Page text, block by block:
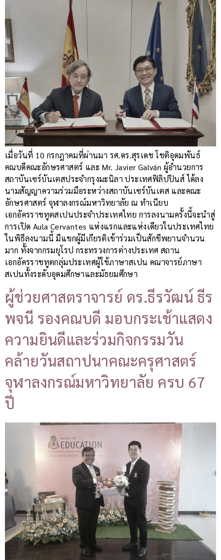
เมื่อวันที่ 10 กรกฎาคมที่ผ่านมา รศ.ดร.สุรเดช โชติอุดมพันธ์
คณบดีคณะอักษรศาสตร์ และ Mr. Javier Galván ผู้อำนวยการ
สถาบันเซร์บันเตสประจำกรุงมะนิลา ประเทศฟิลิปปินส์ ได้ลง
นามสัญญาความร่วมมือระหว่างสถาบันเซร์บันเตส และคณะ
อักษรศาสตร์ จุฬาลงกรณ์มหาวิทยาลัย ณ ทำเนียบ
เอกอัครราชทูตสเปนประจำประเทศไทย การลงนามครั้งนี้จะนำสู่
การเปิด Aula Cervantes แห่งแรกและแห่งเดียวในประเทศไทย
ในพิธีลงนามนี้ มีแขกผู้มีเกียรติเข้าร่วมเป็นสักขีพยานจำนวน
มาก ทั้งจากกรมยุโรป กระทรวงการต่างประเทศ สถาน
เอกอัครราชทูตกลุ่มประเทศผู้ใช้ภาษาสเปน คณาจารย์ภาษา
สเปนทั้งระดับอุดมศึกษาและมัธยมศึกษา
ผู้ช่วยศาสตราจารย์ ดร.ธีรวัฒน์ ธีร
พจนี รองคณบดี มอบกระเช้าแสดง
ความยินดีและร่วมกิจกรรมวัน
คล้ายวันสถาปนาคณะครุศาสตร์
จุฬาลงกรณ์มหาวิทยาลัย ครบ 67
ปี